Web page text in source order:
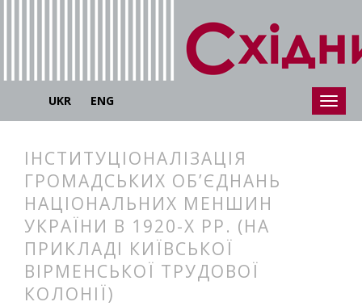
UKR ENG
ІНСТИТУЦІОНАЛІЗАЦІЯ
ГРОМАДСЬКИХ ОБ’ЄДНАНЬ
НАЦІОНАЛЬНИХ МЕНШИН
УКРАЇНИ В 1920-Х РР. (НА
ПРИКЛАДІ КИЇВСЬКОЇ
ВІРМЕНСЬКОЇ ТРУДОВОЇ
КОЛОНІЇ)